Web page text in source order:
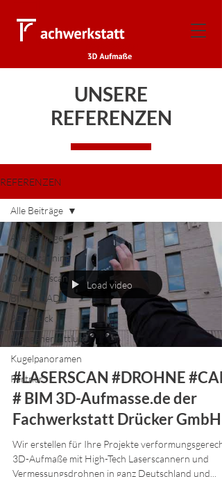
UNSERE
REFERENZEN
REFERENZEN
Alle Beiträge
Laserscanning
Drohnenscan
BIM & CAD
3D-Druck
Mengenermittlung
Kugelpanoramen
Partner
Alle Beiträge
Load video
#LASERSCAN #DROHNE #CAD
# BIM 3D-Aufmasse.de der
Fachwerkstatt Drücker GmbH
Wir erstellen für Ihre Projekte
3D-Aufmaße mit High-Tech Laserscannern und
Vermessungsdrohnen in ganz Deutschland und...